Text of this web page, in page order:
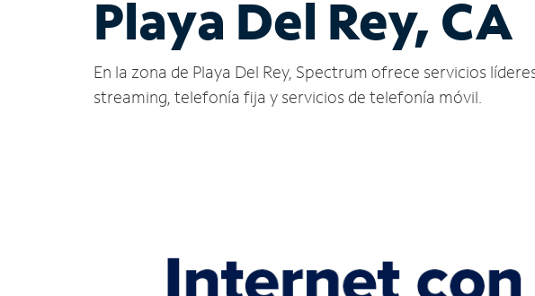
Playa Del Rey, CA
En la zona de Playa Del Rey, Spectrum ofrece servicios
streaming, telefonía fija y servicios de telefonía móvil.